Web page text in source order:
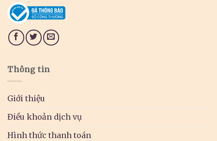
Thông tin
Giới thiệu
Điều khoản dịch vụ
Hình thức thanh toán